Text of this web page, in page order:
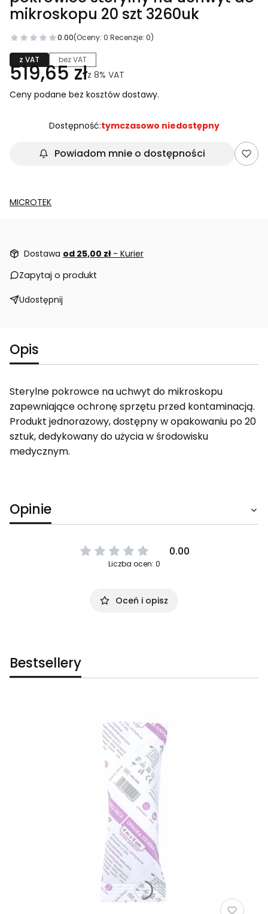
mikroskopu 20 szt 3260uk
0.00(Oceny: 0 Recenzje: 0)
z VAT bez VAT
519,65 złz 8% VAT
Ceny podane bez kosztów dostawy.
Dostępność:tymczasowo niedostępny
Powiadom mnie o dostępności
MICROTEK
Dostawa od 25,00 zł - Kurier
Zapytaj o produkt
Udostępnij
Opis
Sterylne pokrowce na uchwyt do mikroskopu
zapewniające ochronę sprzętu przed kontaminacją.
Produkt jednorazowy, dostępny w opakowaniu po 20
sztuk, dedykowany do użycia w środowisku
medycznym.
Opinie
0.00
Liczba ocen: 0
Oceń i opisz
Bestsellery